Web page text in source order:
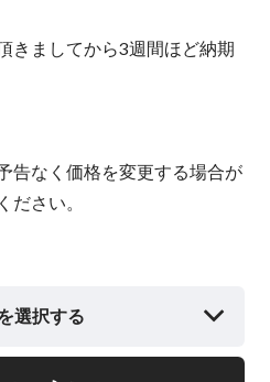
きましてから3週間ほど納期
告なく価格を変更する場合が
ださい。
選択する